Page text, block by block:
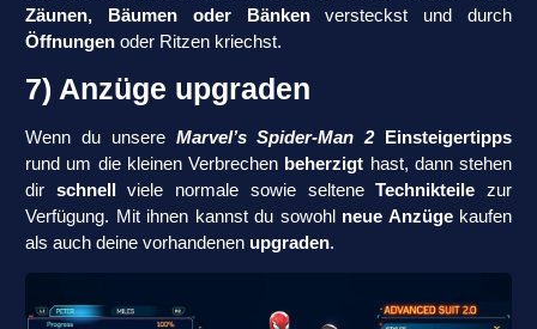
Zäunen, Bäumen oder Bänkenversteckst und durch
Öffnungen oder Ritzen kriechst.
7) Anzüge upgraden
Wenn du unsere Marvel’s Spider-Man 2Einsteigertipps
rund um die kleinen Verbrechen beherzigt hast, dann stehen
dir schnellviele normale sowie selteneTechnikteile zur
Verfügung. Mit ihnen kannst du sowohl neue Anzügekaufen
als auch deine vorhandenen upgraden.